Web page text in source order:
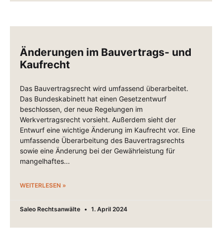
Änderungen im Bauvertrags- und
Kaufrecht
Das Bauvertragsrecht wird umfassend überarbeitet.
Das Bundeskabinett hat einen Gesetzentwurf
beschlossen, der neue Regelungen im
Werkvertragsrecht vorsieht. Außerdem sieht der
Entwurf eine wichtige Änderung im Kaufrecht vor. Eine
umfassende Überarbeitung des Bauvertragsrechts
sowie eine Änderung bei der Gewährleistung für
mangelhaftes
WEITERLESEN »
Saleo Rechtsanwälte 1. April 2024